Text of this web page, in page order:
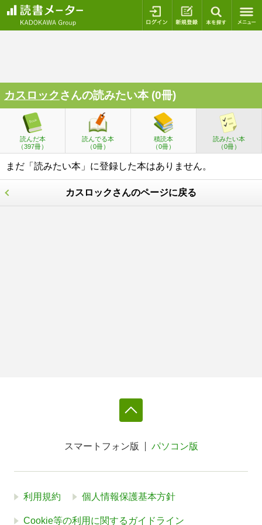
ログイン 新規登録
カスロックさんの読みたい本 (0冊)
読んだ本
（397冊）
読んでる本
（0冊）
積読本
（0冊）
読みたい本
（0冊）
まだ「読みたい本」に登録した本はありません。
カスロックさんのページに戻る
スマートフォン版 パソコン版
利用規約 個人情報保護基本方針
Cookie等の利用に関するガイドライン